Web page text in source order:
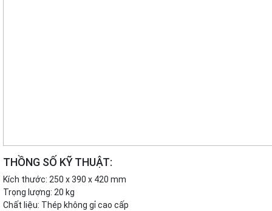
THỒNG SỐ KỸ THUẬT:
Kích thước: 250 x 390 x 420 mm
Trọng lượng: 20 kg
Chất liệu: Thép không gỉ cao cấp